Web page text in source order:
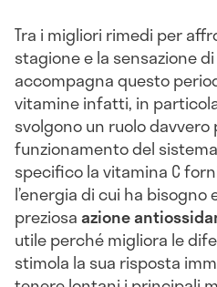
Tra i migliori rimedi per
stagione e la sensazione
accompagna questo
vitamine infatti, in
svolgono un ruolo
funzionamento del
specifico la vitamina C
l’energia di cui ha bisogno
preziosaazione
utile perché migliora le
stimola la sua risposta